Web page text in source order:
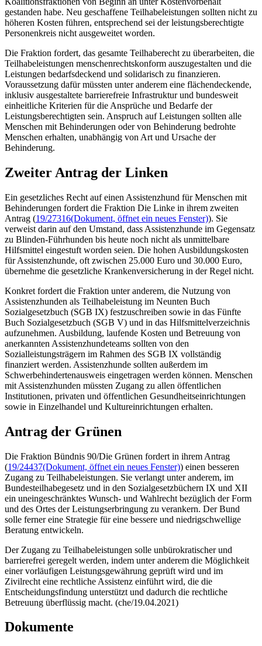
gestanden habe. Neu geschaffene Teilhabeleistungen sollten nicht zu
höheren Kosten führen, entsprechend sei der leistungsberechtigte
Personenkreis nicht ausgeweitet worden.
Die Fraktion fordert, das gesamte Teilhaberecht zu überarbeiten, die
Teilhabeleistungen menschenrechtskonform auszugestalten und die
Leistungen bedarfsdeckend und solidarisch zu finanzieren.
Voraussetzung dafür müssten unter anderem eine flächendeckende,
inklusiv ausgestaltete barrierefreie Infrastruktur und bundesweit
einheitliche Kriterien für die Ansprüche und Bedarfe der
Leistungsberechtigten sein. Anspruch auf Leistungen sollten alle
Menschen mit Behinderungen oder von Behinderung bedrohte
Menschen erhalten, unabhängig von Art und Ursache der
Behinderung.
Zweiter Antrag der Linken
Ein gesetzliches Recht auf einen Assistenzhund für Menschen mit
Behinderungen fordert die Fraktion Die Linke in ihrem zweiten
Antrag (19/27316(Dokument, öffnet ein neues Fenster)). Sie
verweist darin auf den Umstand, dass Assistenzhunde im Gegensatz
zu Blinden-Führhunden bis heute noch nicht als unmittelbare
Hilfsmittel eingestuft worden seien. Die hohen Ausbildungskosten
für Assistenzhunde, oft zwischen 25.000 Euro und 30.000 Euro,
übernehme die gesetzliche Krankenversicherung in der Regel nicht.
Konkret fordert die Fraktion unter anderem, die Nutzung von
Assistenzhunden als Teilhabeleistung im Neunten Buch
Sozialgesetzbuch (SGB IX) festzuschreiben sowie in das Fünfte
Buch Sozialgesetzbuch (SGB V) und in das Hilfsmittelverzeichnis
aufzunehmen. Ausbildung, laufende Kosten und Betreuung von
anerkannten Assistenzhundeteams sollten von den
Sozialleistungsträgern im Rahmen des SGB IX vollständig
finanziert werden. Assistenzhunde sollten außerdem im
Schwerbehindertenausweis eingetragen werden können. Menschen
mit Assistenzhunden müssten Zugang zu allen öffentlichen
Institutionen, privaten und öffentlichen Gesundheitseinrichtungen
sowie in Einzelhandel und Kultureinrichtungen erhalten.
Antrag der Grünen
Die Fraktion Bündnis 90/Die Grünen fordert in ihrem Antrag
(19/24437(Dokument, öffnet ein neues Fenster)) einen besseren
Zugang zu Teilhabeleistungen. Sie verlangt unter anderem, im
Bundesteilhabegesetz und in den Sozialgesetzbüchern IX und XII
ein uneingeschränktes Wunsch- und Wahlrecht bezüglich der Form
und des Ortes der Leistungserbringung zu verankern. Der Bund
solle ferner eine Strategie für eine bessere und niedrigschwellige
Beratung entwickeln.
Der Zugang zu Teilhabeleistungen solle unbürokratischer und
barrierefrei geregelt werden, indem unter anderem die Möglichkeit
einer vorläufigen Leistungsgewährung geprüft wird und im
Zivilrecht eine rechtliche Assistenz einführt wird, die die
Entscheidungsfindung unterstützt und dadurch die rechtliche
Betreuung überflüssig macht. (che/19.04.2021)
Dokumente